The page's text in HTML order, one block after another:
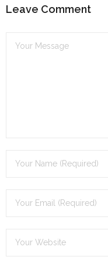
Leave Comment